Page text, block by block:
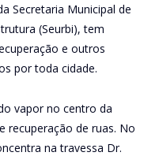
Secretaria Municipal de
(Seurbi), tem
e outros
por toda cidade.
vapor no centro da
recuperação de ruas. No
na travessa Dr.